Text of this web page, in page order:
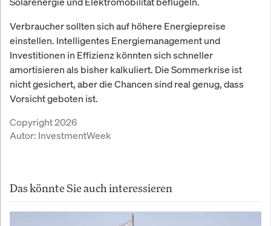
Verbraucher sollten sich auf höhere Energiepreise
einstellen. Intelligentes Energiemanagement und
Investitionen in Effizienz könnten sich schneller
amortisieren als bisher kalkuliert. Die Sommerkrise ist
nicht gesichert, aber die Chancen sind real genug, dass
Vorsicht geboten ist.
Copyright 2026
Autor: InvestmentWeek
Das könnte Sie auch interessieren